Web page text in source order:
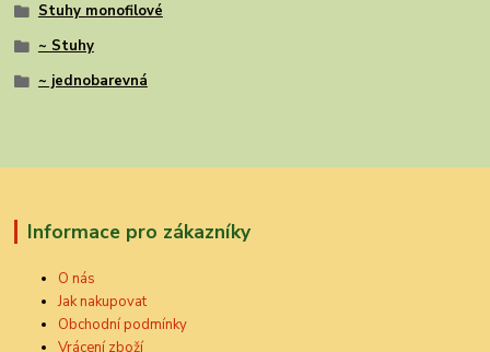
Stuhy monofilové
~ Stuhy
~ jednobarevná
Informace pro zákazníky
O nás
Jak nakupovat
Obchodní podmínky
Vrácení zboží